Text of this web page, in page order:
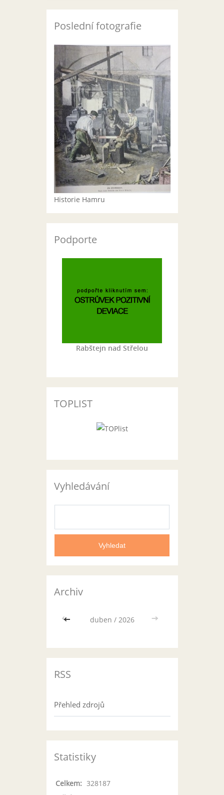
Poslední fotografie
Historie Hamru
Podporte
Rabštejn nad Střelou
TOPLIST
Vyhledávání
Archiv
<< duben / 2026 >>
RSS
Přehled zdrojů
Statistiky
Celkem: 328187